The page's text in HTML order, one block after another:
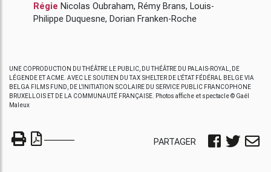
Régie Nicolas Oubraham, Rémy Brans, Louis-
Philippe Duquesne, Dorian Franken-Roche
UNE COPRODUCTION DU THÉÂTRE LE PUBLIC, DU THÉÂTRE DU PALAIS-ROYAL, DE
LÉGENDE ET ACME. AVEC LE SOUTIEN DU TAX SHELTER DE L’ÉTAT FÉDÉRAL BELGE VIA
BELGA FILMS FUND, DE L’INITIATION SCOLAIRE DU SERVICE PUBLIC FRANCOPHONE
BRUXELLOIS ET DE LA COMMUNAUTÉ FRANÇAISE. Photos affiche et spectacle © Gaël
Maleux
PARTAGER